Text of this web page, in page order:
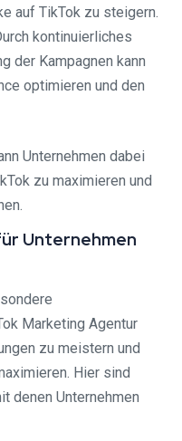
auf TikTok zu steigern.
kontinuierliches
der Kampagnen kann
optimieren und den
Unternehmen dabei
zu maximieren und
Unternehmen
Marketing Agentur
zu meistern und
Hier sind
denen Unternehmen